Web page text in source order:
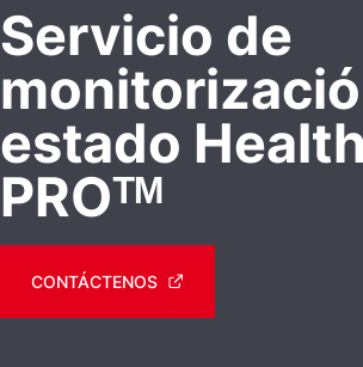
Servicio de
estado
PROᵀᴹ
CONTÁCTENOS